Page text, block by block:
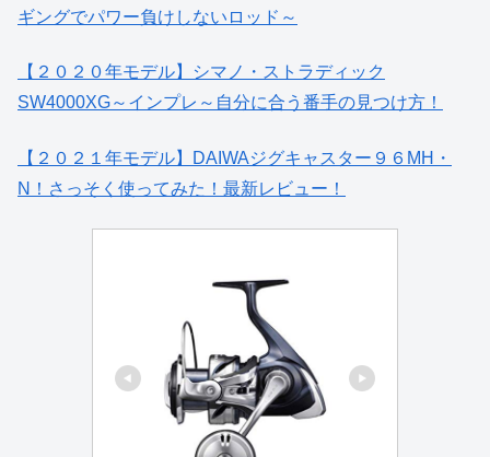
ギングでパワー負けしないロッド～
【２０２０年モデル】シマノ・ストラディック
SW4000XG～インプレ～自分に合う番手の見つけ方！
【２０２１年モデル】DAIWAジグキャスター９６MH・
N！さっそく使ってみた！最新レビュー！